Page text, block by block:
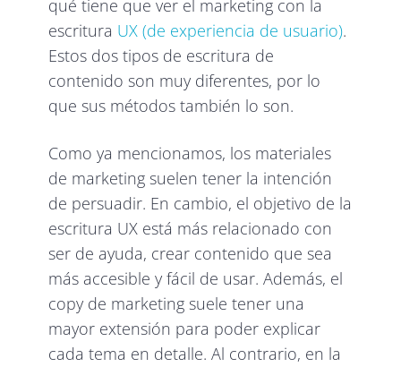
qué tiene que ver el marketing con la
escritura UX (de experiencia de usuario).
Estos dos tipos de escritura de
contenido son muy diferentes, por lo
que sus métodos también lo son.
Como ya mencionamos, los materiales
de marketing suelen tener la intención
de persuadir. En cambio, el objetivo de la
escritura UX está más relacionado con
ser de ayuda, crear contenido que sea
más accesible y fácil de usar. Además, el
copy de marketing suele tener una
mayor extensión para poder explicar
cada tema en detalle. Al contrario, en la